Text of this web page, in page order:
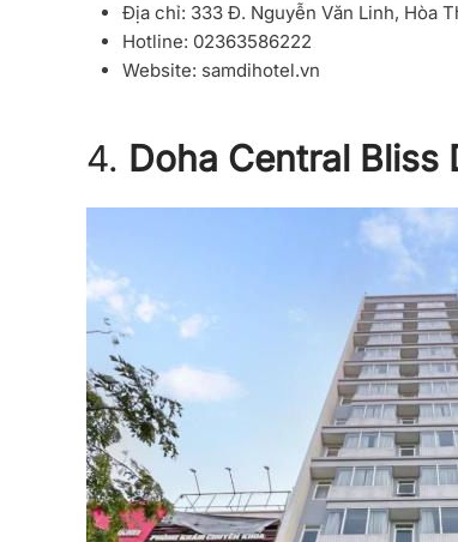
Địa chỉ: 333 Đ. Nguyễn Văn Linh, Hòa
Hotline: 02363586222
Website: samdihotel.vn
4. Doha Central Bliss